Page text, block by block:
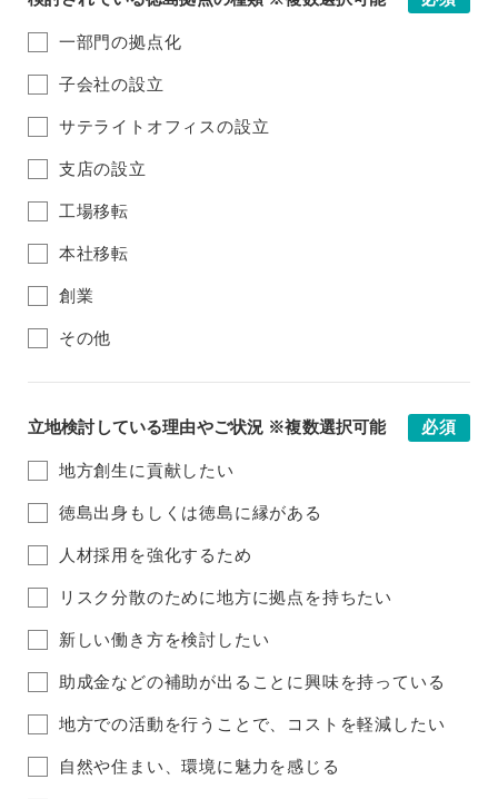
一部門の拠点化
子会社の設立
サテライトオフィスの設立
支店の設立
工場移転
本社移転
創業
その他
立地検討している理由やご状況 ※複数選択可能 必須
地方創生に貢献したい
徳島出身もしくは徳島に縁がある
人材採用を強化するため
リスク分散のために地方に拠点を持ちたい
新しい働き方を検討したい
助成金などの補助が出ることに興味を持っている
地方での活動を行うことで、コストを軽減したい
自然や住まい、環境に魅力を感じる